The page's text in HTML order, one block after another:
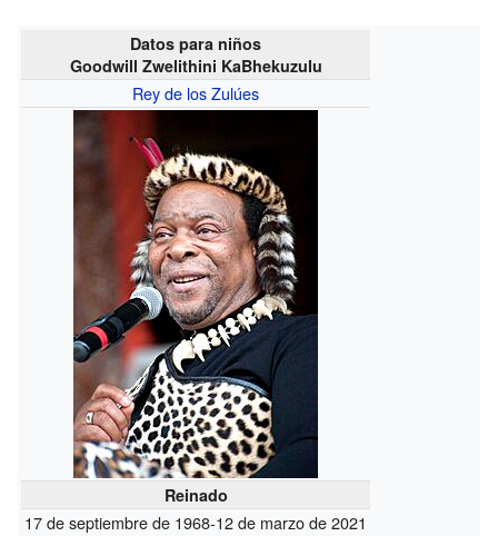
Datos para niños
Goodwill Zwelithini KaBhekuzulu
Rey de los Zulúes
Reinado
17 de septiembre de 1968-12 de marzo de 2021